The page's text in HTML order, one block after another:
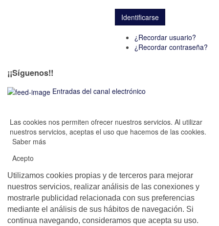
¿Recordar usuario?
¿Recordar contraseña?
¡¡Síguenos!!
Entradas del canal electrónico
Las cookies nos permiten ofrecer nuestros servicios. Al utilizar
nuestros servicios, aceptas el uso que hacemos de las cookies.
Saber más
Acepto
Utilizamos cookies propias y de terceros para mejorar
nuestros servicios, realizar análisis de las conexiones y
mostrarle publicidad relacionada con sus preferencias
mediante el análisis de sus hábitos de navegación. Si
continua navegando, consideramos que acepta su uso.